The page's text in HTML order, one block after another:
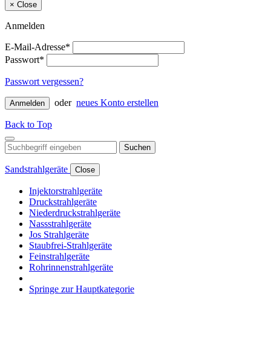
× Close
Anmelden
E-Mail-Adresse*
Passwort*
Passwort vergessen?
Anmelden oder neues Konto erstellen
Back to Top
Suchen
Sandstrahlgeräte Close
Injektorstrahlgeräte
Druckstrahlgeräte
Niederdruckstrahlgeräte
Nassstrahlgeräte
Jos Strahlgeräte
Staubfrei-Strahlgeräte
Feinstrahlgeräte
Rohrinnenstrahlgeräte
Springe zur Hauptkategorie